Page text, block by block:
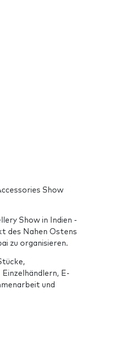
Show
Show in Indien -
des Nahen Ostens
zu organisieren.
E-
und